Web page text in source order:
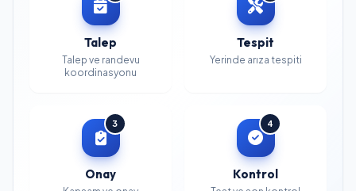
Talep
Talep ve randevu
koordinasyonu
Tespit
Yerinde arıza tespiti
3
Onay
4
Kontrol